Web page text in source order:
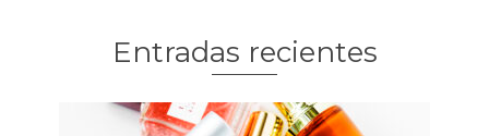
Entradas recientes